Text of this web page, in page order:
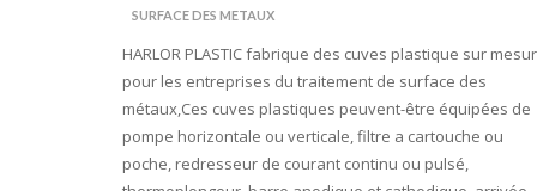
SURFACE DES METAUX
HARLOR PLASTIC fabrique des cuves plastique sur
pour les entreprises du traitement de surface des
métaux,Ces cuves plastiques peuvent-être équipées de
pompe horizontale ou verticale, filtre a cartouche ou
poche, redresseur de courant continu ou pulsé,